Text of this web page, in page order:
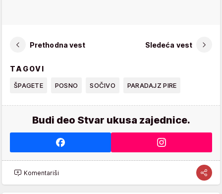
Prethodna vest Sledeća vest
TAGOVI
ŠPAGETE POSNO SOČIVO PARADAJZ PIRE
Budi deo Stvar ukusa zajednice.
Komentariši